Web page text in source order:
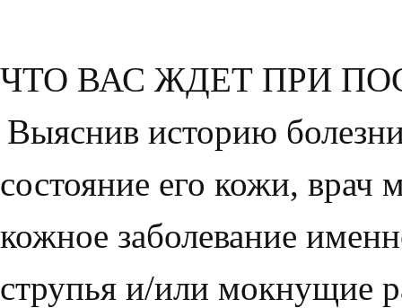
ЧТО ВАС ЖДЕТ ПРИ
Выяснив историю
состояние его кожи, врач
кожное заболевание
струпья и/или мокнущие